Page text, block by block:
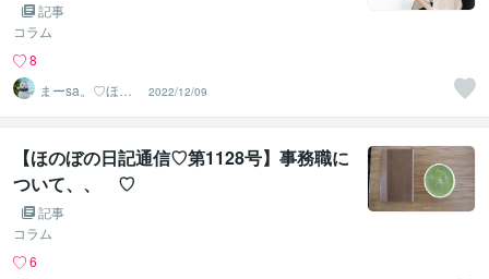
記事
コラム
8
まーsa。♡ほの
ぼのブログ毎日
配信♡
2022/12/09
【ほのぼの日記通信♡第1128号】事務職に
ついて、、 ♡
記事
コラム
6